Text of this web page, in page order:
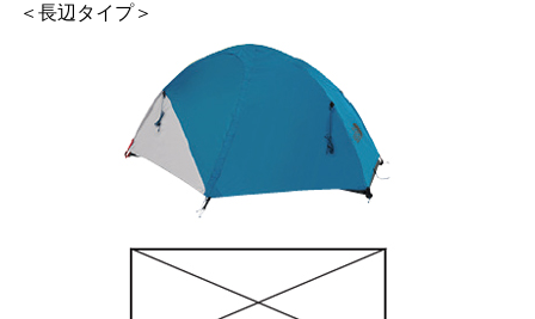
＜長辺タイプ＞